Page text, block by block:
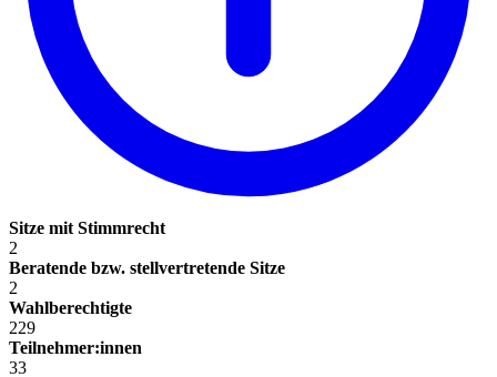
Sitze mit Stimmrecht
2
Beratende bzw. stellvertretende Sitze
2
Wahlberechtigte
229
Teilnehmer:innen
33